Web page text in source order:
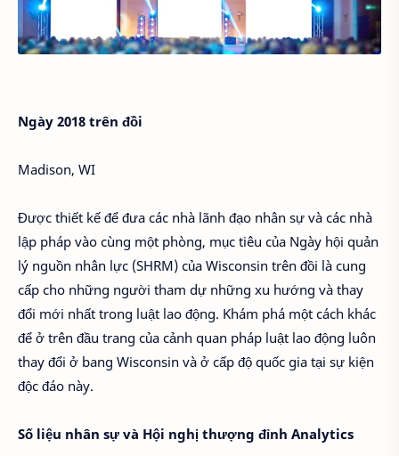
Ngày 2018 trên đồi
Madison, WI
Được thiết kế để đưa các nhà lãnh đạo nhân sự và các nhà
lập pháp vào cùng một phòng, mục tiêu của Ngày hội quản
lý nguồn nhân lực (SHRM) của Wisconsin trên đồi là cung
cấp cho những người tham dự những xu hướng và thay
đổi mới nhất trong luật lao động. Khám phá một cách khác
để ở trên đầu trang của cảnh quan pháp luật lao động luôn
thay đổi ở bang Wisconsin và ở cấp độ quốc gia tại sự kiện
độc đáo này.
Số liệu nhân sự và Hội nghị thượng đỉnh Analytics